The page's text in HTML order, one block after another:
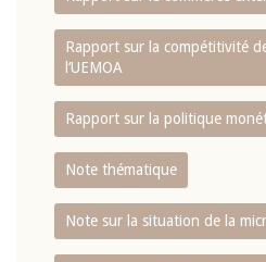
Rapport sur la compétitivité
l‘UEMOA
Rapport sur la politique
Note thématique
Note sur la situation de la